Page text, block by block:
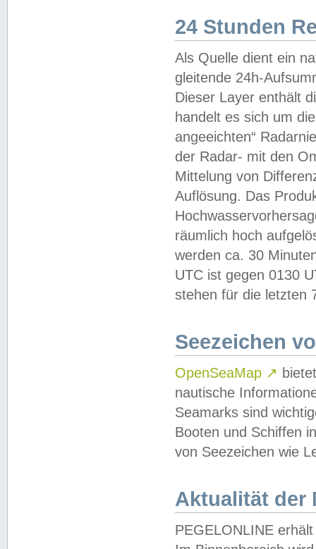
24 Stunden
Als Quelle dient ein
gleitende 24h-
Dieser Layer enthält
handelt es sich um
angeeichten“
der Radar- mit den
Mittelung von
Auflösung. Das
räumlich hoch
werden ca. 30
UTC ist gegen 0130
stehen für die letzten
Seezeichen
OpenSeaMap ↗
nautische
Seamarks sind
Booten und Schiffen
von Seezeichen wie
Aktualität der
PEGELONLINE